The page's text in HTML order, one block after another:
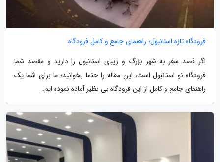
فرودگاه تازه استانبول؛ راهنمای جامع و کامل فرودگاه
اگر قصد سفر به شهر بزرگ و زیبای استانبول را دارید و مقصد شما
فرودگاه نو استانبول است، این مقاله را حتما بخوانید؛ ما برای شما یک
راهنمای جامع و کامل از این فرودگاه بی نظیر آماده نموده ایم.